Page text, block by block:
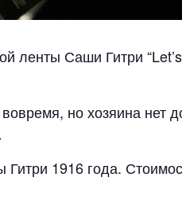
ленты Саши Гитри
но хозяина нет
Гитри 1916 года.